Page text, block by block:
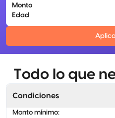
Monto
Edad
Todo lo que
Condiciones
Monto mínimo: